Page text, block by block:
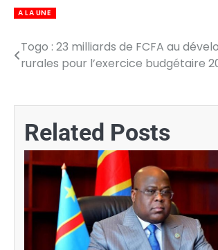
A LA UNE
Navigation
l’article
Togo : 23 milliards de FCFA au
rurales pour l’exercice budgétaire
Related Posts